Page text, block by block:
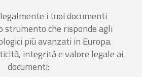
i tuoi documenti
strumento che risponde agli
più avanzati in Europa.
integrità e valore legale ai
documenti: